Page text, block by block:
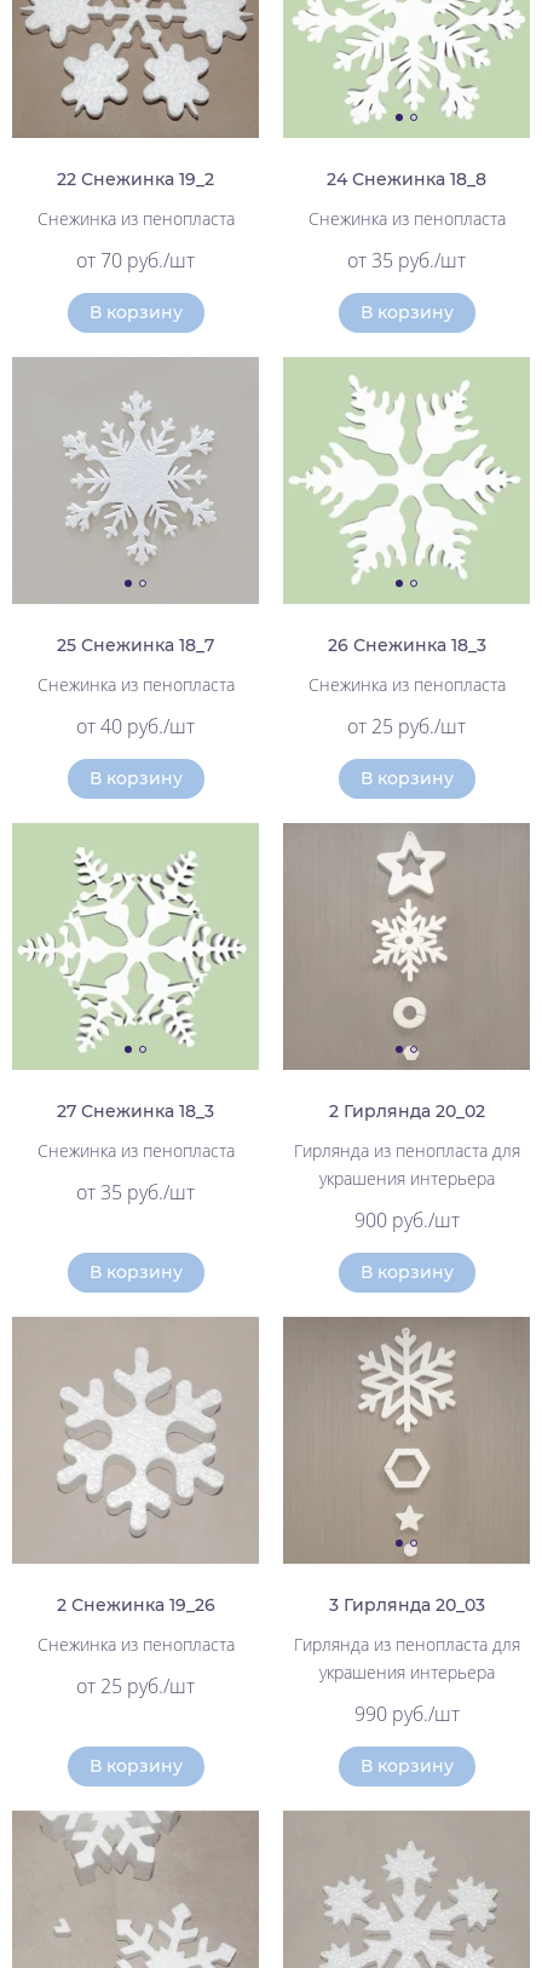
22 Снежинка 19_2
Снежинка из пенопласта
от 70 руб./шт
В корзину
24 Снежинка 18_8
Снежинка из пенопласта
от 35 руб./шт
В корзину
25 Снежинка 18_7
Снежинка из пенопласта
от 40 руб./шт
В корзину
26 Снежинка 18_3
Снежинка из пенопласта
от 25 руб./шт
В корзину
27 Снежинка 18_3
Снежинка из пенопласта
от 35 руб./шт
В корзину
2 Гирлянда 20_02
Гирлянда из пенопласта для
украшения интерьера
900 руб./шт
В корзину
2 Снежинка 19_26
Снежинка из пенопласта
от 25 руб./шт
В корзину
3 Гирлянда 20_03
Гирлянда из пенопласта для
украшения интерьера
990 руб./шт
В корзину